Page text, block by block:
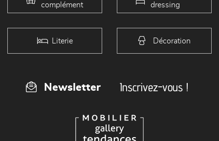
complément
dressing
Literie Décoration
Newsletter Inscrivez-vous !